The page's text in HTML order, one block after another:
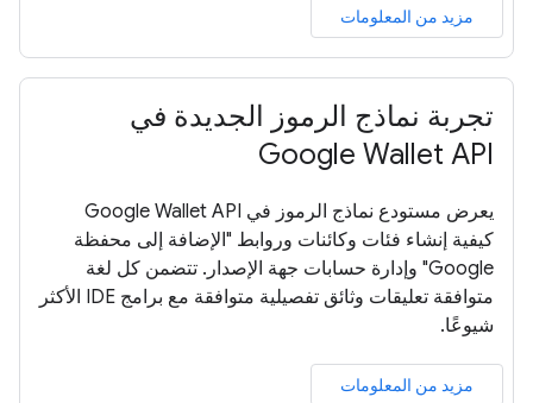
مزيد من المعلومات
تجربة نماذج الرموز الجديدة في
Google Wallet API
يعرض مستودع نماذج الرموز في Google Wallet API
كيفية إنشاء فئات وكائنات وروابط "الإضافة إلى محفظة
Google" وإدارة حسابات جهة الإصدار. تتضمن كل لغة
متوافقة تعليقات وثائق تفصيلية متوافقة مع برامج IDE الأكثر
شيوعًا.
مزيد من المعلومات